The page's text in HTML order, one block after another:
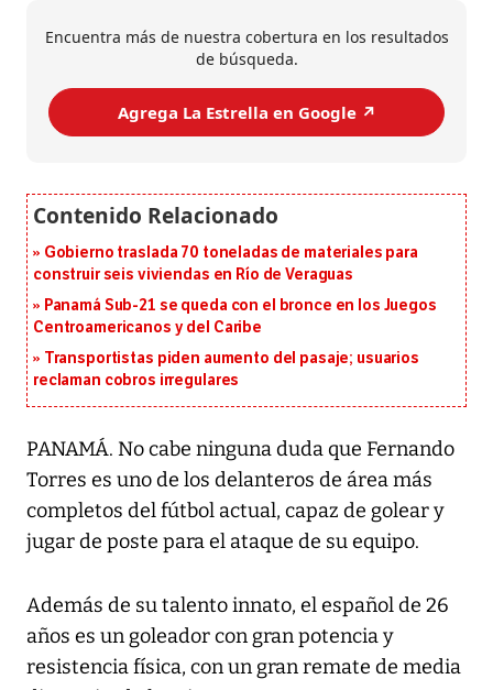
Encuentra más de nuestra cobertura en los resultados
de búsqueda.
Agrega La Estrella en Google ↗️
Gobierno traslada 70 toneladas de materiales para
construir seis viviendas en Río de Veraguas
Panamá Sub-21 se queda con el bronce en los Juegos
Centroamericanos y del Caribe
Transportistas piden aumento del pasaje; usuarios
reclaman cobros irregulares
PANAMÁ. No cabe ninguna duda que Fernando
Torres es uno de los delanteros de área más
completos del fútbol actual, capaz de golear y
jugar de poste para el ataque de su equipo.
Además de su talento innato, el español de 26
años es un goleador con gran potencia y
resistencia física, con un gran remate de media